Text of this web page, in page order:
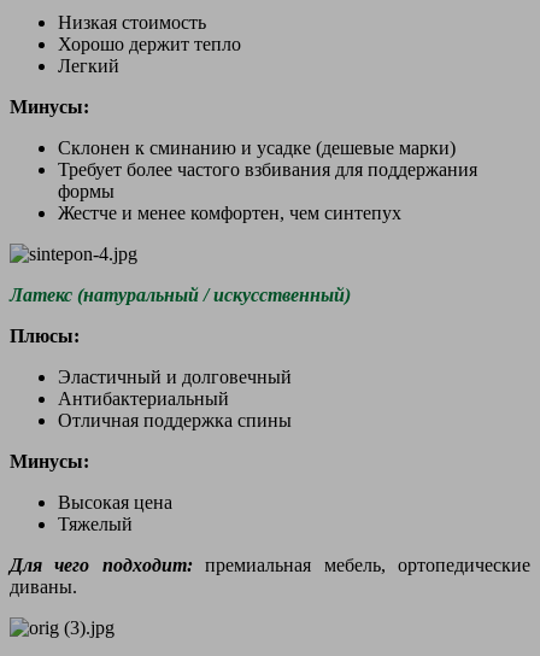
Низкая стоимость
Хорошо держит тепло
Легкий
Минусы:
Склонен к сминанию и усадке (дешевые марки)
Требует более частого взбивания для поддержания
формы
Жестче и менее комфортен, чем синтепух
Латекс (натуральный / искусственный)
Плюсы:
Эластичный и долговечный
Антибактериальный
Отличная поддержка спины
Минусы:
Высокая цена
Тяжелый
Для чего подходит:премиальная мебель, ортопедические
диваны.